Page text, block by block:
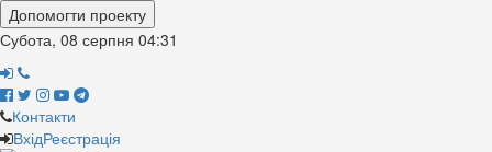
Допомогти проекту
Субота, 08 серпня 04:31
Контакти
ВхідРеєстрація